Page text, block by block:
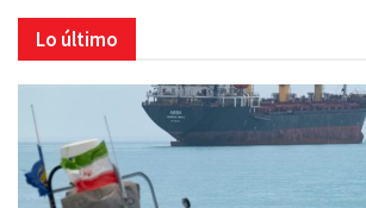
Lo último